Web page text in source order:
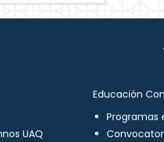
UAQ
Educación
Programas